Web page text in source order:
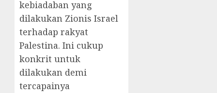
kebiadaban yang
dilakukan Zionis Israel
terhadap rakyat
Palestina. Ini cukup
konkrit untuk
dilakukan demi
tercapainya